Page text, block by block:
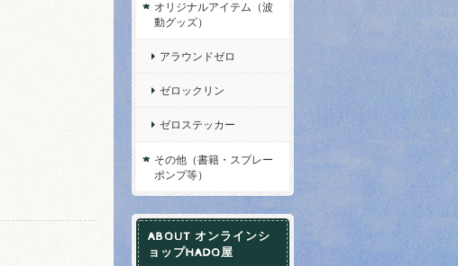
オリジナルアイテム（波
動グッズ）
アラウンドゼロ
ゼロックリン
ゼロステッカー
その他（書籍・スプレー
ポンプ等）
ABOUT オンラインシ
ョップHADO屋